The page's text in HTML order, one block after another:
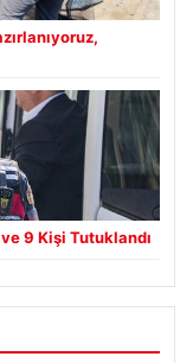
9 Kişi Tutuklandı